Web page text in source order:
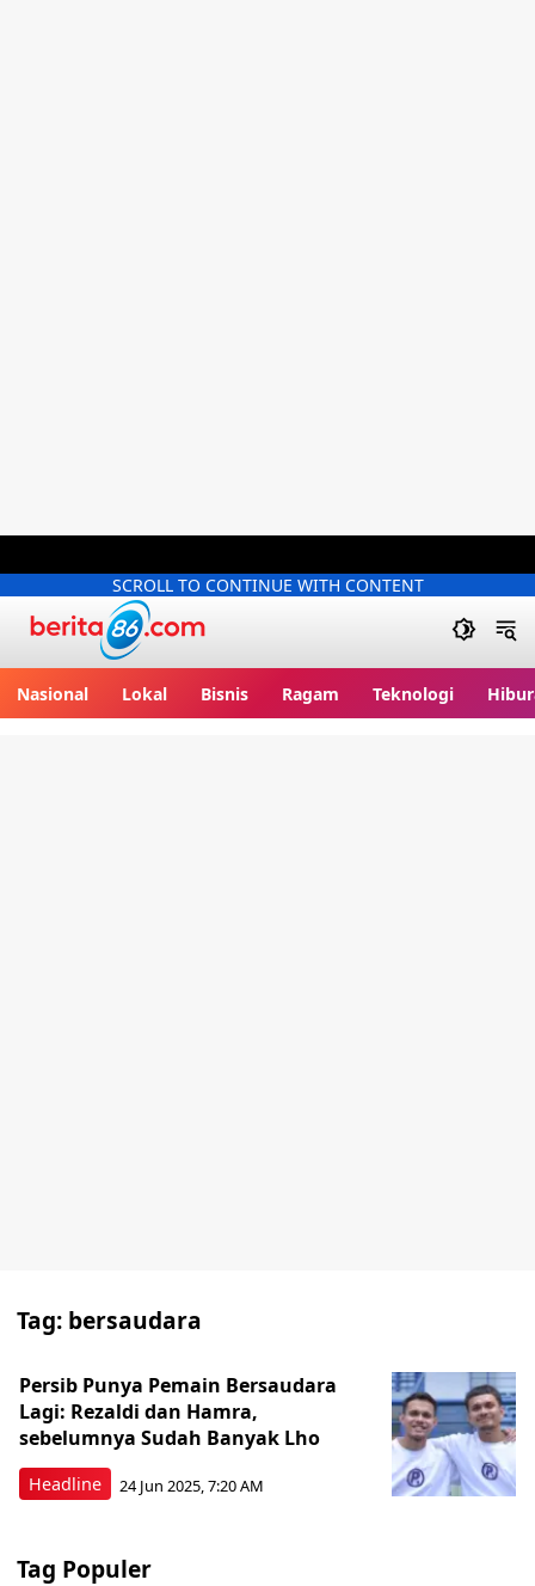
SCROLL TO CONTINUE WITH CONTENT
Nasional Lokal Bisnis Ragam Teknologi
Tag: bersaudara
Headline
Persib Punya Pemain Bersaudara
Lagi: Rezaldi dan Hamra,
sebelumnya Sudah Banyak Lho
24 Jun 2025, 7:20 AM
Tag Populer